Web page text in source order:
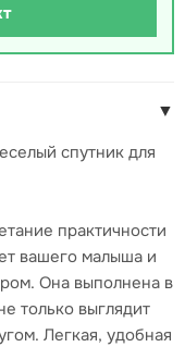
▼
спутник для
практичности
вашего малыша и
Она выполнена в
только выглядит
Легкая, удобная